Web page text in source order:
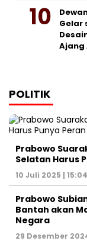
Gelar
Ajang
POLITIK
Prabowo
Selatan Harus
10 Juli 2025 |
Prabowo
Bantah akan
Negara
29 Desember